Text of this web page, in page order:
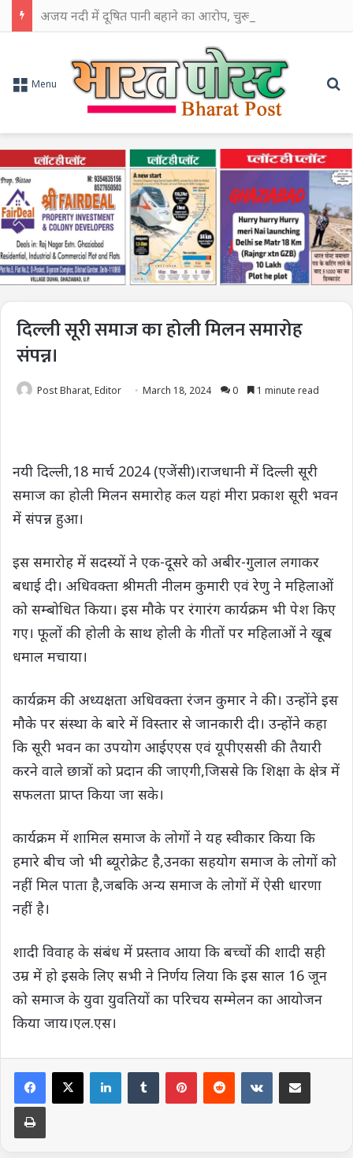
Menu
दिल्ली सूरी समाज का होली मिलन समारोह
संपन्न।
Post Bharat, Editor March 18, 2024 0 1 minute read
नयी दिल्ली,18 मार्च 2024 (एजेंसी)।राजधानी में दिल्ली सूरी
समाज का होली मिलन समारोह कल यहां मीरा प्रकाश सूरी भवन
में संपन्न हुआ।
इस समारोह में सदस्यों ने एक-दूसरे को अबीर-गुलाल लगाकर
बधाई दी। अधिवक्ता श्रीमती नीलम कुमारी एवं रेणु ने महिलाओं
को सम्बोधित किया। इस मौके पर रंगारंग कार्यक्रम भी पेश किए
गए। फूलों की होली के साथ होली के गीतों पर महिलाओं ने खूब
धमाल मचाया।
कार्यक्रम की अध्यक्षता अधिवक्ता रंजन कुमार ने की। उन्होंने इस
मौके पर संस्था के बारे में विस्तार से जानकारी दी। उन्होंने कहा
कि सूरी भवन का उपयोग आईएएस एवं यूपीएससी की तैयारी
करने वाले छात्रों को प्रदान की जाएगी,जिससे कि शिक्षा के क्षेत्र में
सफलता प्राप्त किया जा सके।
कार्यक्रम में शामिल समाज के लोगों ने यह स्वीकार किया कि
हमारे बीच जो भी ब्यूरोक्रेट है,उनका सहयोग समाज के लोगों को
नहीं मिल पाता है,जबकि अन्य समाज के लोगों में ऐसी धारणा
नहीं है।
शादी विवाह के संबंध में प्रस्ताव आया कि बच्चों की शादी सही
उम्र में हो इसके लिए सभी ने निर्णय लिया कि इस साल 16 जून
को समाज के युवा युवतियों का परिचय सम्मेलन का आयोजन
किया जाय।एल.एस।
LinkedInTumblrPinterestRedditVKontakte
Share via Email
Print